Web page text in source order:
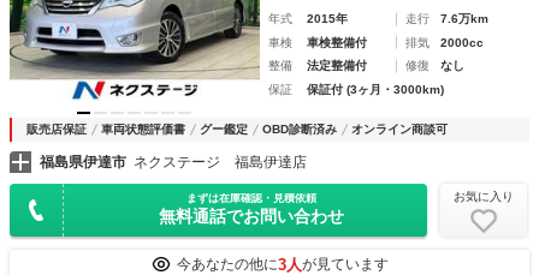
年式 2015年 走行
7.6万km
車検
車検整備付 排気
2000cc
整備
法定整備付 修復
なし
保証
保証付 (3ヶ月・3000km)
販売店保証 車両状態評価書 グー鑑定 OBD診断済み オンライン商談可
福島県伊達市 ネクステージ 福島伊達店
まずは在庫確認・見積依頼
無料通話でお問い合わせ
お気に入り
今あなたの他に3人が見ています